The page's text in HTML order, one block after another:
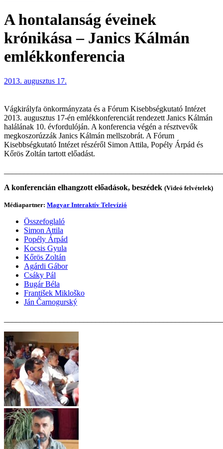
A hontalanság éveinek
krónikása – Janics Kálmán
emlékkonferencia
2013. augusztus 17.
Vágkirályfa önkormányzata és a Fórum Kisebbségkutató Intézet
2013. augusztus 17-én emlékkonferenciát rendezett Janics Kálmán
halálának 10. évfordulóján. A konferencia végén a résztvevők
megkoszorúzzák Janics Kálmán mellszobrát. A Fórum
Kisebbségkutató Intézet részéről Simon Attila, Popély Árpád és
Kőrös Zoltán tartott előadást.
A konferencián elhangzott előadások, beszédek (Videó felvételek)
Médiapartner: Magyar Interaktív Televízió
Összefoglaló
Simon Attila
Popély Árpád
Kocsis Gyula
Kőrös Zoltán
Agárdi Gábor
Csáky Pál
Bugár Béla
František Mikloško
Ján Čarnogurský